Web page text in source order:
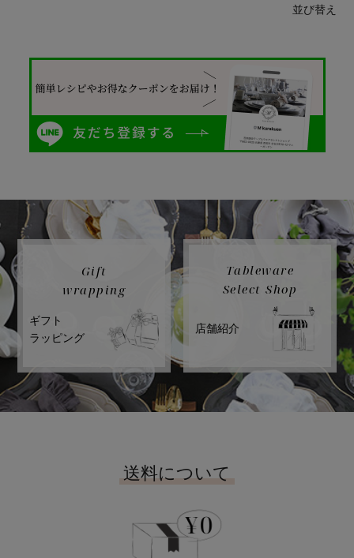
並び替え
Gift
wrapping
ギフト
ラッピング
Tableware
Select Shop
店舗紹介
送料について